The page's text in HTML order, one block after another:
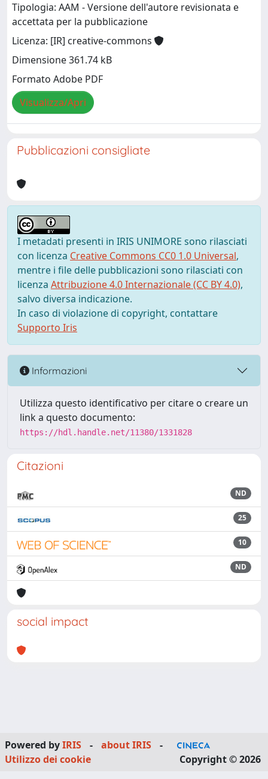
Tipologia: AAM - Versione dell'autore revisionata e
accettata per la pubblicazione
Licenza: [IR] creative-commons
Dimensione 361.74 kB
Formato Adobe PDF
Visualizza/Apri
Pubblicazioni consigliate
I metadati presenti in IRIS UNIMORE sono rilasciati
con licenza Creative Commons CC0 1.0 Universal,
mentre i file delle pubblicazioni sono rilasciati con
licenza Attribuzione 4.0 Internazionale (CC BY 4.0),
salvo diversa indicazione.
In caso di violazione di copyright, contattare
Supporto Iris
Informazioni
Utilizza questo identificativo per citare o creare un
link a questo documento:
https://hdl.handle.net/11380/1331828
Citazioni
ND
25
10
ND
social impact
Powered byIRIS - about IRIS
-
Utilizzo dei cookie
Copyright © 2026